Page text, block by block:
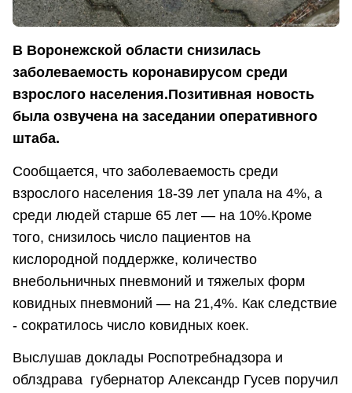
В Воронежской области снизилась
заболеваемость коронавирусом среди
взрослого населения.Позитивная новость
была озвучена на заседании оперативного
штаба.
Сообщается, что заболеваемость среди
взрослого населения 18-39 лет упала на 4%, а
среди людей старше 65 лет — на 10%.Кроме
того, снизилось число пациентов на
кислородной поддержке, количество
внебольничных пневмоний и тяжелых форм
ковидных пневмоний — на 21,4%. Как следствие
- сократилось число ковидных коек.
Выслушав доклады Роспотребнадзора и
облздрава губернатор Александр Гусев поручил